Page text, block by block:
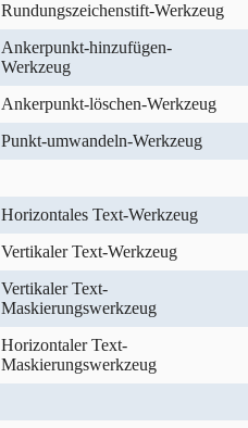
Rundungszeichenstift-Werkzeug
Ankerpunkt-hinzufügen-
Werkzeug
Ankerpunkt-löschen-Werkzeug
Punkt-umwandeln-Werkzeug
Horizontales Text-Werkzeug
Vertikaler Text-Werkzeug
Vertikaler Text-
Maskierungswerkzeug
Horizontaler Text-
Maskierungswerkzeug